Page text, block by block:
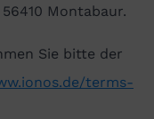
56410 Montabaur.
Sie bitte der
terms-